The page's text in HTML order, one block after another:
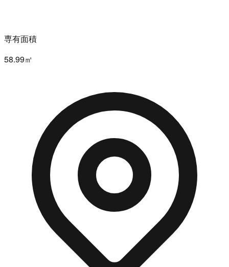
専有面積
58.99㎡